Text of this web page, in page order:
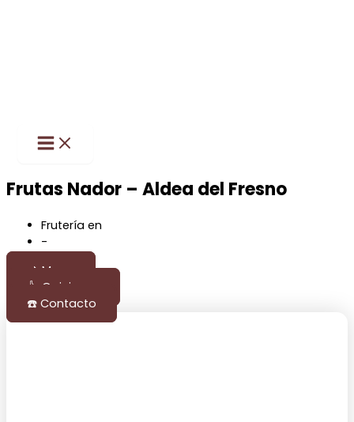
Frutas Nador – Aldea del Fresno
Frutería en
-
📌 Mapa
👍 Opiniones
☎️ Contacto